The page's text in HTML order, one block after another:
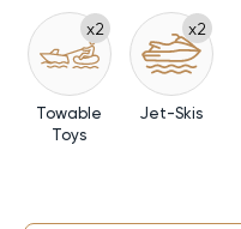
x2
Towable
Toys
x2
Jet-Skis